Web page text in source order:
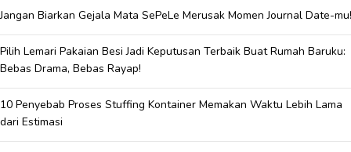
Jangan Biarkan Gejala Mata SePeLe Merusak Momen Journal Date-mu!
Pilih Lemari Pakaian Besi Jadi Keputusan Terbaik Buat Rumah Baruku:
Bebas Drama, Bebas Rayap!
10 Penyebab Proses Stuffing Kontainer Memakan Waktu Lebih Lama
dari Estimasi